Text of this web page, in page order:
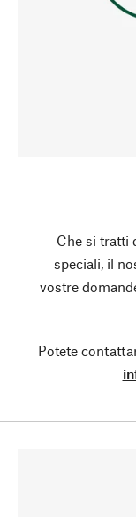
Che si tratti
speciali, il
vostre
Potete